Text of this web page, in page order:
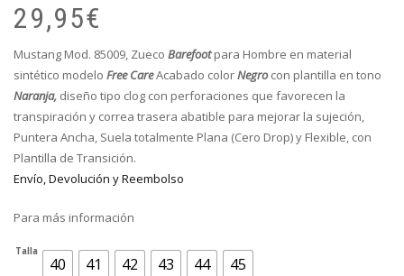
29,95€
Mustang Mod. 85009, Zueco Barefootpara Hombre en material
sintético modelo Free CareAcabado colorNegrocon plantilla en tono
Naranja, diseño tipo clog con perforaciones que favorecen la
transpiración y correa trasera abatible para mejorar la sujeción,
Puntera Ancha, Suela totalmente Plana (Cero Drop) y Flexible, con
Plantilla de Transición.
Envío, Devolución y Reembolso
Para más información
Talla
40 41 42 43 44 45